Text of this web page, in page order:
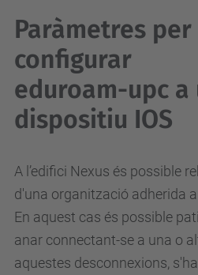
Paràmetres per
configurar
eduroam-upc a
dispositiu IOS
A l’edifici Nexus és possible
d'una organització adherida
En aquest cas és possible
anar connectant-se a una o
aquestes desconnexions,